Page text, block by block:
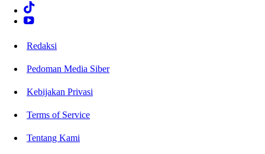
Redaksi
Pedoman Media Siber
Kebijakan Privasi
Terms of Service
Tentang Kami